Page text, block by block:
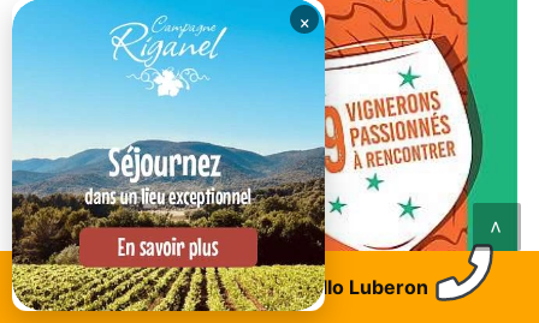
Trouvez un logement Allo Luberon
×
<